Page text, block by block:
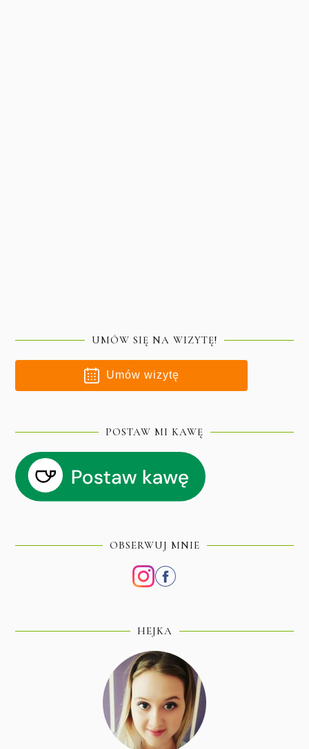
UMÓW SIĘ NA WIZYTĘ!
Umów wizytę
POSTAW MI KAWĘ
OBSERWUJ MNIE
HEJKA